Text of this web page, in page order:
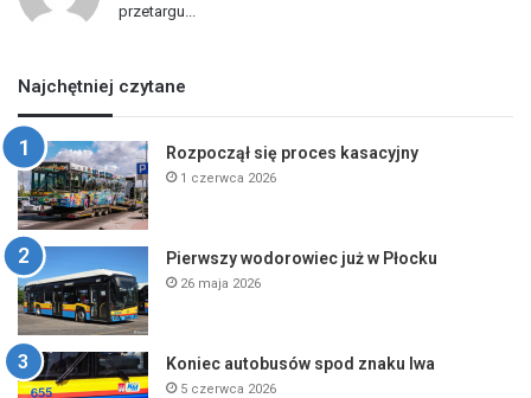
przetargu...
Najchętniej czytane
Rozpoczął się proces kasacyjny
1 czerwca 2026
Pierwszy wodorowiec już w Płocku
26 maja 2026
Koniec autobusów spod znaku lwa
5 czerwca 2026